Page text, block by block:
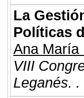
La
Políticas
Ana María
VIII
Leganés.